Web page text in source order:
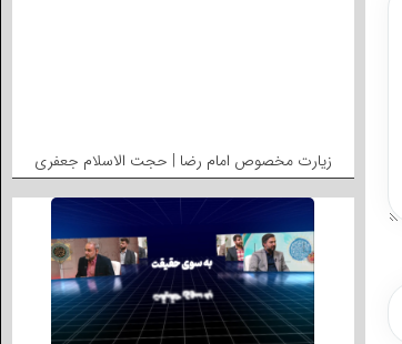
زیارت مخصوص امام رضا | حجت الاسلام جعفری